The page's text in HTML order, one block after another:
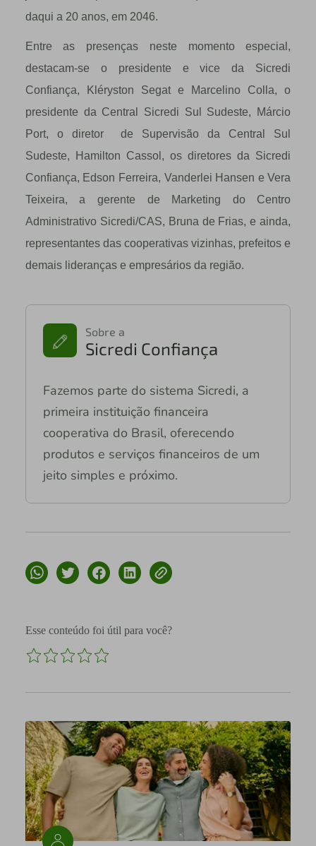
daqui a 20 anos, em 2046.
Entre as presenças neste momento especial,
destacam-se o presidente e vice da Sicredi
Confiança, Kléryston Segat e Marcelino Colla, o
presidente da Central Sicredi Sul Sudeste, Márcio
Port, o diretor de Supervisão da Central Sul
Sudeste, Hamilton Cassol, os diretores da Sicredi
Confiança, Edson Ferreira, Vanderlei Hansen e Vera
Teixeira, a gerente de Marketing do Centro
Administrativo Sicredi/CAS, Bruna de Frias, e ainda,
representantes das cooperativas vizinhas, prefeitos e
demais lideranças e empresários da região.
Sobre a
Sicredi Confiança
Fazemos parte do sistema Sicredi, a
primeira instituição financeira
cooperativa do Brasil, oferecendo
produtos e serviços financeiros de um
jeito simples e próximo.
Esse conteúdo foi útil para você?